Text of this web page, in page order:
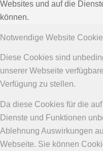
Websites und auf die
können.
Notwendige Website
Diese Cookies sind
unserer Webseite
Verfügung zu stellen.
Da diese Cookies für die
Dienste und Funktionen
Ablehnung Auswirkungen
Webseite. Sie können